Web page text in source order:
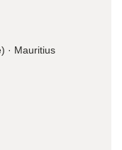
· Mauritius